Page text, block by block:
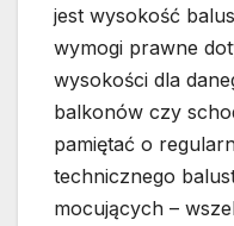
jest wysokość
wymogi prawne
wysokości dla
balkonów czy
pamiętać o
technicznego
mocujących –